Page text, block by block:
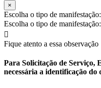
×
Escolha o tipo de manifestação:
Escolha o tipo de manifestação:
Fique atento a essa observação
Para Solicitação de Serviço,
necessária a identificação do